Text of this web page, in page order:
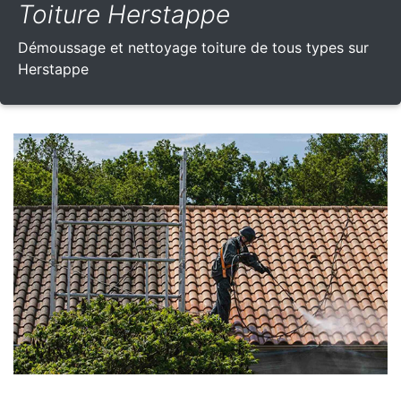
Toiture Herstappe
Démoussage et nettoyage toiture de tous types sur
Herstappe